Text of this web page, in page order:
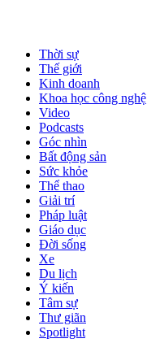
Thời sự
Thế giới
Kinh doanh
Khoa học công nghệ
Video
Podcasts
Góc nhìn
Bất động sản
Sức khỏe
Thể thao
Giải trí
Pháp luật
Giáo dục
Đời sống
Xe
Du lịch
Ý kiến
Tâm sự
Thư giãn
Spotlight